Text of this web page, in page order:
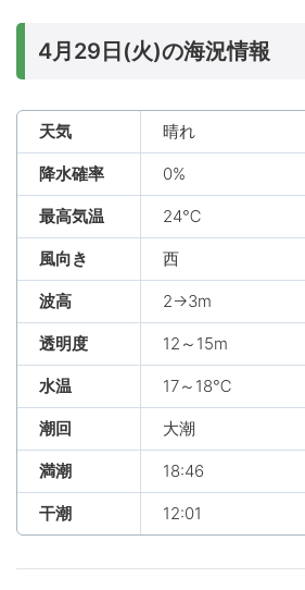
4月29日(火)の海況情報
天気 晴れ
降水確率 0%
最高気温 24℃
風向き 西
波高 2→3m
透明度 12～15m
水温 17～18℃
潮回 大潮
満潮 18:46
干潮 12:01